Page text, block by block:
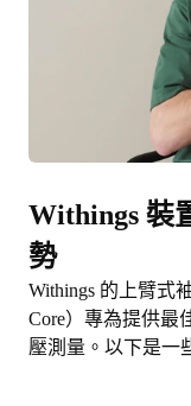
Withings 裝
勢
Withings 的上臂式
Core）專為提供最
壓測量 。以下是一